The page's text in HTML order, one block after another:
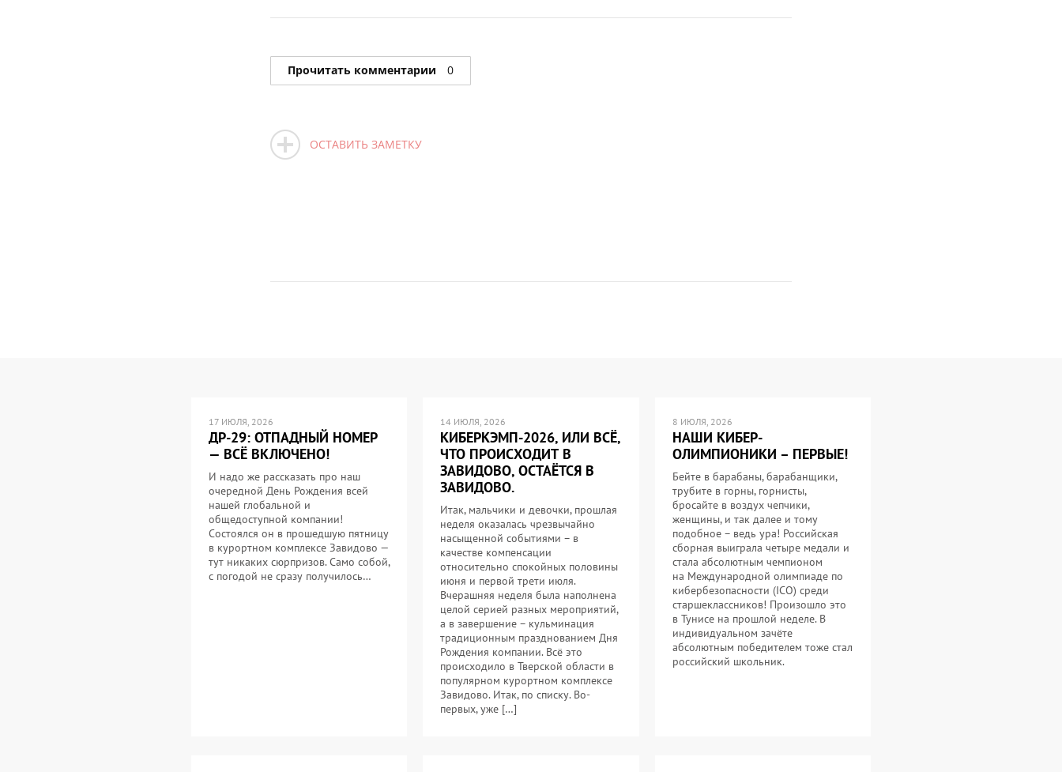
Прочитать комментарии 0
ОСТАВИТЬ ЗАМЕТКУ
17 ИЮЛЯ, 2026
ДР-29: ОТПАДНЫЙ НОМЕР
— ВСЁ ВКЛЮЧЕНО!
И надо же рассказать про наш
очередной День Рождения всей
нашей глобальной и
общедоступной компании!
Состоялся он в прошедшую пятницу
в курортном комплексе Завидово —
тут никаких сюрпризов. Само собой,
с погодой не сразу получилось…
14 ИЮЛЯ, 2026
КИБЕРКЭМП-2026, ИЛИ ВСЁ,
ЧТО ПРОИСХОДИТ В
ЗАВИДОВО, ОСТАЁТСЯ В
ЗАВИДОВО.
Итак, мальчики и девочки, прошлая
неделя оказалась чрезвычайно
насыщенной событиями – в
качестве компенсации
относительно спокойных половины
июня и первой трети июля.
Вчерашняя неделя была наполнена
целой серией разных мероприятий,
а в завершение – кульминация
традиционным празднованием Дня
Рождения компании. Всё это
происходило в Тверской области в
популярном курортном комплексе
Завидово. Итак, по списку. Во-
первых, уже […]
8 ИЮЛЯ, 2026
НАШИ КИБЕР-
ОЛИМПИОНИКИ – ПЕРВЫЕ!
Бейте в барабаны, барабанщики,
трубите в горны, горнисты,
бросайте в воздух чепчики,
женщины, и так далее и тому
подобное – ведь ура! Российская
сборная выиграла четыре медали и
стала абсолютным чемпионом
на Международной олимпиаде по
кибербезопасности (ICO) среди
старшеклассников! Произошло это
в Тунисе на прошлой неделе. В
индивидуальном зачёте
абсолютным победителем тоже стал
российский школьник.